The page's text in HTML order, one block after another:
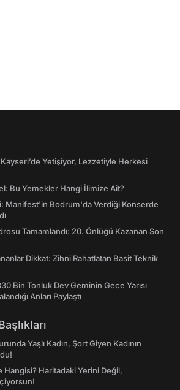
Yetişiyor, Lezzetiyle Herkesi
Bu Yemekler Hangi İlimize Ait?
Manifest'in Bodrum'da Verdiği Konserde
Tamamlandı: 20. Önlüğü Kazanan Son
Dikkat: Zihni Rahatlatan Basit Teknik
Bin Tonluk Dev Geminin Gece Yarısı
Anları Paylaştı
Yaşlı Kadın, Şort Giyen Kadının
Hangisi? Haritadaki Yerini Değil,